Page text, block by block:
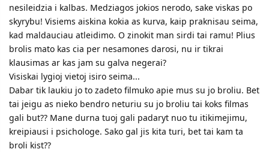
nesileidzia i kalbas. Medziagos jokios nerodo, sake viskas po
skyrybu! Visiems aiskina kokia as kurva, kaip praknisau seima,
kad maldauciau atleidimo. O zinokit man sirdi tai ramu! Plius
brolis mato kas cia per nesamones darosi, nu ir tikrai
klausimas ar kas jam su galva negerai?
Visiskai lygioj vietoj isiro seima...
Dabar tik laukiu jo to zadeto filmuko apie mus su jo broliu. Bet
tai jeigu as nieko bendro neturiu su jo broliu tai koks filmas
gali but?? Mane durna tuoj gali padaryt nuo tu itikimejimu,
kreipiausi i psichologe. Sako gal jis kita turi, bet tai kam ta
broli kist??